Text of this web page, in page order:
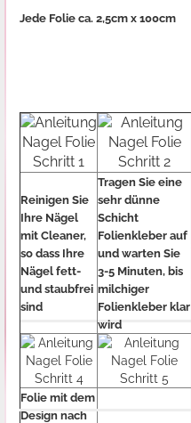
Jede Folie ca. 2,5cm x 100cm
Reinigen Sie
Ihre Nägel
mit Cleaner,
so dass Ihre
Nägel fett-
und staubfrei
sind
Tragen Sie eine
sehr dünne
Schicht
Folienkleber auf
und warten Sie
3-5 Minuten, bis
milchiger
Folienkleber klar
wird
Folie mit dem
Design nach